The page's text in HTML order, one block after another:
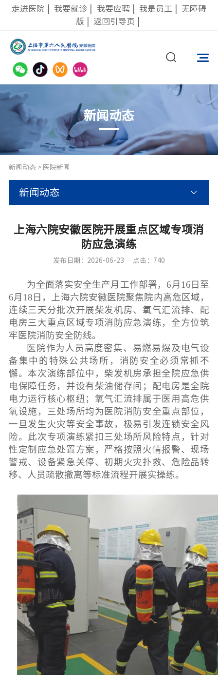
走进医院 我要就诊 我要应聘 我是员工
无障碍
版
返回引导页
新闻动态
新闻动态> 医院新闻
新闻动态
上海六院安徽医院开展重点区域专项消
防应急演练
发布日期：2026-06-23 点击：740
为全面落实安全生产月工作部署，6月16日至
6月18日，上海六院安徽医院聚焦院内高危区域，
连续三天分批次开展柴发机房、氧气汇流排、配
电房三大重点区域专项消防应急演练，全方位筑
牢医院消防安全防线。
医院作为人员高度密集、易燃易爆及电气设
备集中的特殊公共场所，消防安全必须常抓不
懈。本次演练部位中，柴发机房承担全院应急供
电保障任务，并设有柴油储存间；配电房是全院
电力运行核心枢纽；氧气汇流排属于医用高危供
氧设施，三处场所均为医院消防安全重点部位，
一旦发生火灾等安全事故，极易引发连锁安全风
险。此次专项演练紧扣三处场所风险特点，针对
性定制应急处置方案，严格按照火情报警、现场
警戒、设备紧急关停、初期火灾扑救、危险品转
移、人员疏散撤离等标准流程开展实操练。